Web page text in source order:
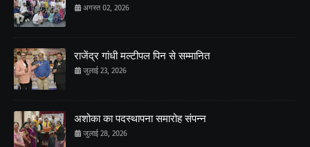
अगस्त 02, 2026
राजेंद्र गांधी मल्टीपल पिन से सम्मानित
जुलाई 23, 2026
अशोका का पदस्थापना समारोह संपन्न
जुलाई 28, 2026